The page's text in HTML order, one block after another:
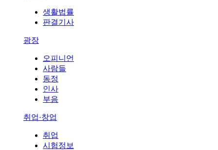
생활법률
판결기사
광장
오피니언
사람들
동정
인사
부음
취업·창업
취업
시험정보